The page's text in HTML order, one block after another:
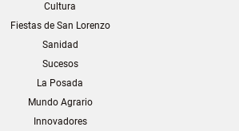
Cultura
Fiestas de San Lorenzo
Sanidad
Sucesos
La Posada
Mundo Agrario
Innovadores